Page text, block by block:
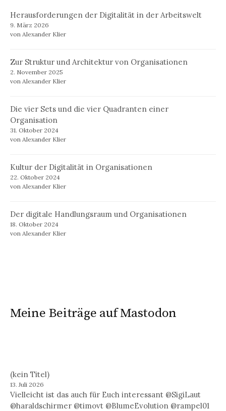
Herausforderungen der Digitalität in der Arbeitswelt
9. März 2026
von Alexander Klier
Zur Struktur und Architektur von Organisationen
2. November 2025
von Alexander Klier
Die vier Sets und die vier Quadranten einer
Organisation
31. Oktober 2024
von Alexander Klier
Kultur der Digitalität in Organisationen
22. Oktober 2024
von Alexander Klier
Der digitale Handlungsraum und Organisationen
18. Oktober 2024
von Alexander Klier
Meine Beiträge auf Mastodon
(kein Titel)
13. Juli 2026
Vielleicht ist das auch für Euch interessant @SigiLaut
@haraldschirmer @timovt @BlumeEvolution @rampel01